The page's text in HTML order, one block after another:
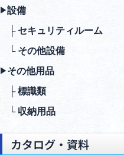
▶︎設備
├ セキュリティルーム
└ その他設備
▶︎ その他⽤品
├ 標識類
└ 収納⽤品
カタログ・資料